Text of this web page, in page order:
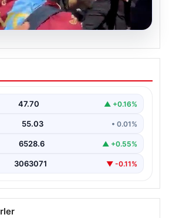
Tarihi İlk Üçlü
imza attı. Takımının
47.70 ▲ +0.16%
55.03 • 0.01%
6528.6 ▲ +0.55%
3063071 ▼ -0.11%